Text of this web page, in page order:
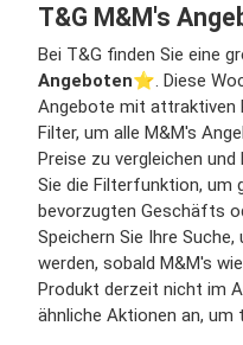
T&G M&M's
Bei T&G finden Sie eine
Angeboten⭐️. Diese
Angebote mit attraktiven
Filter, um alle M&M's
Preise zu vergleichen
Sie die Filterfunktion, um
bevorzugten Geschäfts
Speichern Sie Ihre
werden, sobald M&M's
Produkt derzeit nicht im
ähnliche Aktionen an,